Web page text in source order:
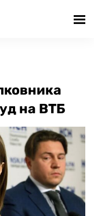
на ВТБ